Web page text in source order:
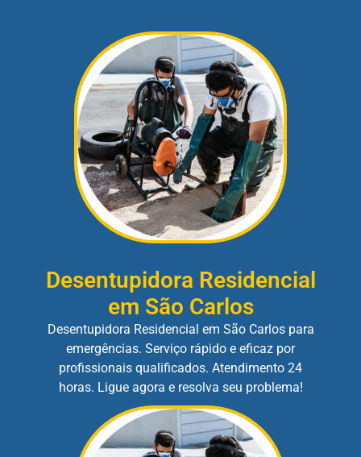
Desentupidora Residencial
em São Carlos
Desentupidora Residencial em São Carlos para
emergências. Serviço rápido e eficaz por
profissionais qualificados. Atendimento 24
horas. Ligue agora e resolva seu problema!